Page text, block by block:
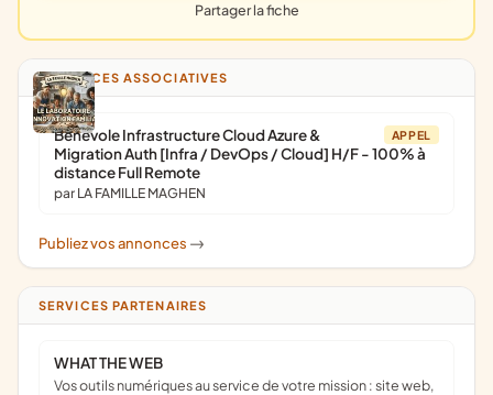
Partager la fiche
ANNONCES ASSOCIATIVES
APPEL
Bénévole Infrastructure Cloud Azure &
Migration Auth [Infra / DevOps / Cloud] H/F - 100% à
distance Full Remote
par LA FAMILLE MAGHEN
Publiez vos annonces ->
SERVICES PARTENAIRES
WHAT THE WEB
Vos outils numériques au service de votre mission : site web,